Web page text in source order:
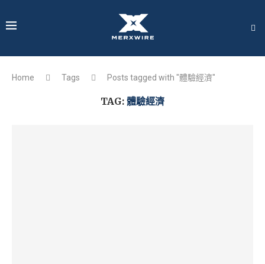
Home Tags Posts tagged with "體驗經濟"
TAG: 體驗經濟